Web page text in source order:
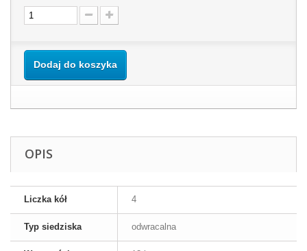
Dodaj do koszyka
OPIS
Liczka kół 4
Typ siedziska odwracalna